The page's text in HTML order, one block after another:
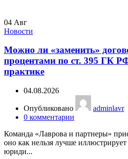
04 Авг
Новости
Можно ли «заменить»
процентами по ст. 395 ГК
практике
04.08.2026
Опубликовано
adminlavr
0 комментарии
Команда «Лаврова и партнеры»
оно как нельзя лучше
юриди...